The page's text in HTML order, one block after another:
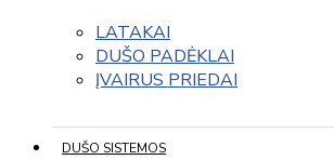
LATAKAI
DUŠO PADĖKLAI
ĮVAIRUS PRIEDAI
DUŠO SISTEMOS